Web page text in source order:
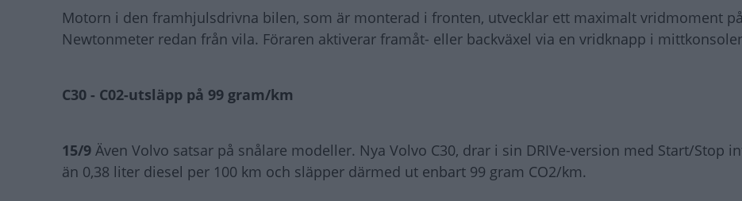
Motorn i den framhjulsdrivna bilen, som är monterad i fronten, utvecklar ett maximalt vridmoment
Newtonmeter redan från vila. Föraren aktiverar framåt- eller backväxel via en vridknapp i
C30 - C02-utsläpp på 99 gram/km
15/9 Även Volvo satsar på snålare modeller. Nya Volvo C30, drar i sin DRIVe-version med Start/Stop
än 0,38 liter diesel per 100 km och släpper därmed ut enbart 99 gram CO2/km.